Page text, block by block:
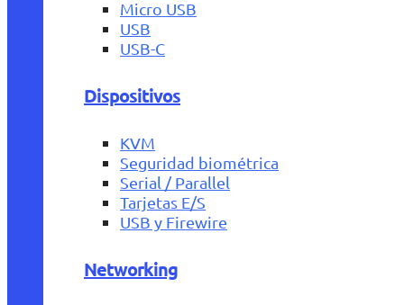
Micro USB
USB
USB-C
Dispositivos
KVM
Seguridad biométrica
Serial / Parallel
Tarjetas E/S
USB y Firewire
Networking